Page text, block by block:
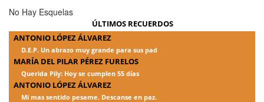
No Hay Esquelas
ÚLTIMOS RECUERDOS
ANTONIO LÓPEZ ÁLVAREZ
D.E.P. Un abrazo muy grande para sus pad
MARÍA DEL PILAR PÉREZ FURELOS
Querida Pily: Hoy se cumplen 55 días
ANTONIO LÓPEZ ÁLVAREZ
Mi mas sentido pesame. Descanse en paz.